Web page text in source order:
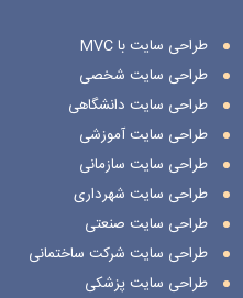
طراحی سایت با MVC
طراحی سایت شخصی
طراحی سایت دانشگاهی
طراحی سایت آموزشی
طراحی سایت سازمانی
طراحی سایت شهرداری
طراحی سایت صنعتی
طراحی سایت شرکت ساختمانی
طراحی سایت پزشکی